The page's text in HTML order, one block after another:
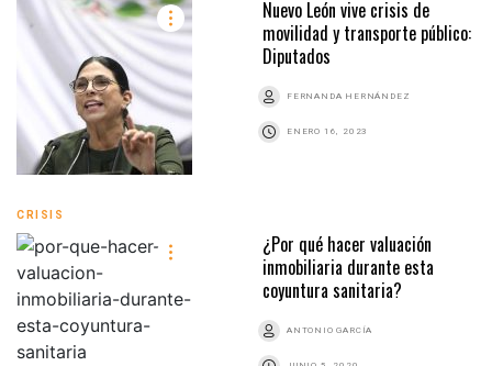
Nuevo León vive crisis de
movilidad y transporte público:
Diputados
FERNANDA HERNÁNDEZ
ENERO 16, 2023
CRISIS
¿Por qué hacer valuación
inmobiliaria durante esta
coyuntura sanitaria?
ANTONIO GARCÍA